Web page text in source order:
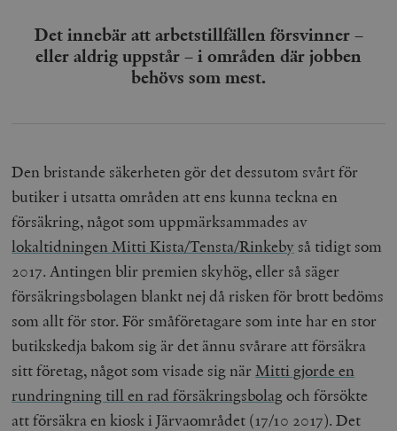
Det innebär att arbetstillfällen försvinner –
eller aldrig uppstår – i områden där jobben
behövs som mest.
Den bristande säkerheten gör det dessutom svårt för
butiker i utsatta områden att ens kunna teckna en
försäkring, något som uppmärksammades av
lokaltidningen Mitti Kista/Tensta/Rinkeby så tidigt som
2017. Antingen blir premien skyhög, eller så säger
försäkringsbolagen blankt nej då risken för brott bedöms
som allt för stor. För småföretagare som inte har en stor
butikskedja bakom sig är det ännu svårare att försäkra
sitt företag, något som visade sig närMitti gjorde en
rundringning till en rad försäkringsbolagoch försökte
att försäkra en kiosk i Järvaområdet (17/10 2017). Det